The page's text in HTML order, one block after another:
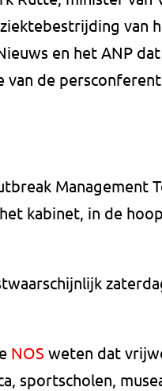
van
en het ANP
de
Management
kabinet, in de
NOS weten dat
sportscholen,